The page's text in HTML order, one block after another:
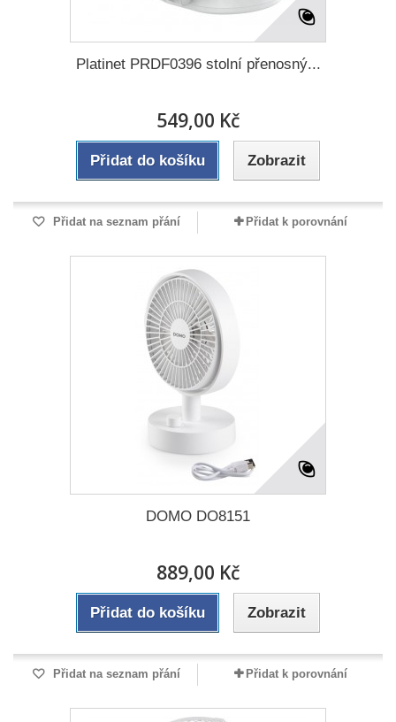
Platinet PRDF0396 stolní přenosný...
549,00 Kč
Přidat do košíku Zobrazit
Přidat na seznam přání Přidat k porovnání
DOMO DO8151
889,00 Kč
Přidat do košíku Zobrazit
Přidat na seznam přání Přidat k porovnání